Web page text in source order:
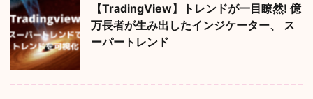
【TradingView】トレンドが一目瞭然! 億
万長者が生み出したインジケーター、 ス
ーパートレンド